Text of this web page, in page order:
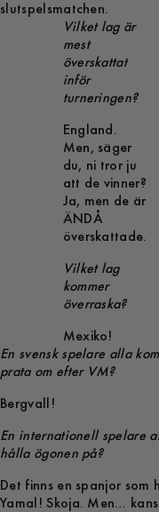
slutspelsmatchen.
Vilket lag är
mest
överskattat
inför
turneringen?
England.
Men, säger
du, ni tror ju
att de vinner?
Ja, men de är
ÄNDÅ
överskattade.
Vilket lag
kommer
överraska?
Mexiko!
En svensk spelare alla
prata om efter VM?
Bergvall!
En internationell spelare
hålla ögonen på?
Det finns en spanjor som
Yamal! Skoja. Men…